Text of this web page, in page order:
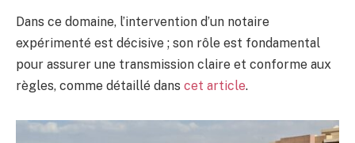
Dans ce domaine, l’intervention d’un notaire
expérimenté est décisive ; son rôle est fondamental
pour assurer une transmission claire et conforme aux
règles, comme détaillé dans cet article.